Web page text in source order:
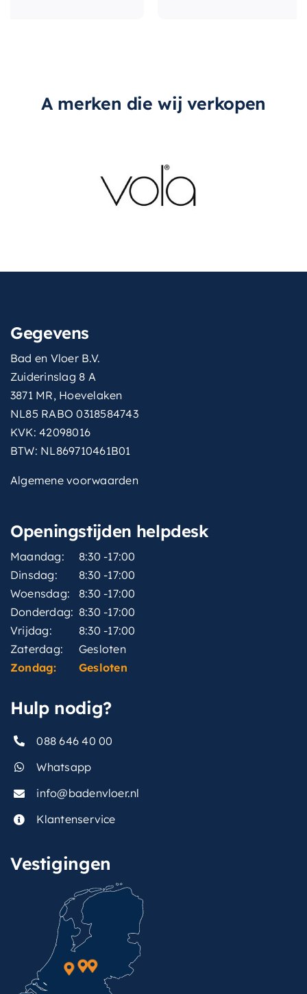
A merken die wij verkopen
Gegevens
Bad en Vloer B.V.
Zuiderinslag 8 A
3871 MR, Hoevelaken
NL85 RABO 0318584743
KVK: 42098016
BTW: NL869710461B01
Algemene voorwaarden
Openingstijden helpdesk
Maandag:
8:30 -17:00
Dinsdag:
8:30 -17:00
Woensdag:
8:30 -17:00
Donderdag: 8:30 -17:00
Vrijdag:
8:30 -17:00
Zaterdag:
Gesloten
Zondag:
Gesloten
Hulp nodig?
088 646 40 00
Whatsapp
info@badenvloer.nl
Klantenservice
Vestigingen